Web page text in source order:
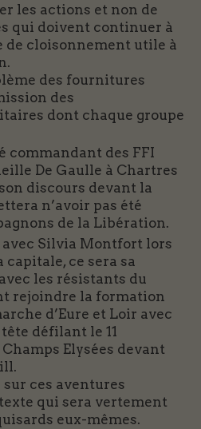
les actions et non de
qui doivent continuer à
de cloisonnement utile à
des fournitures
des
dont chaque groupe
commandant des FFI
De Gaulle à Chartres
discours devant la
n’avoir pas été
de la Libération.
avec Silvia Montfort lors
ce sera sa
les résistants du
rejoindre la formation
d’Eure et Loir avec
défilant le 11
Elysées devant
ces aventures
qui sera vertement
eux-mêmes.